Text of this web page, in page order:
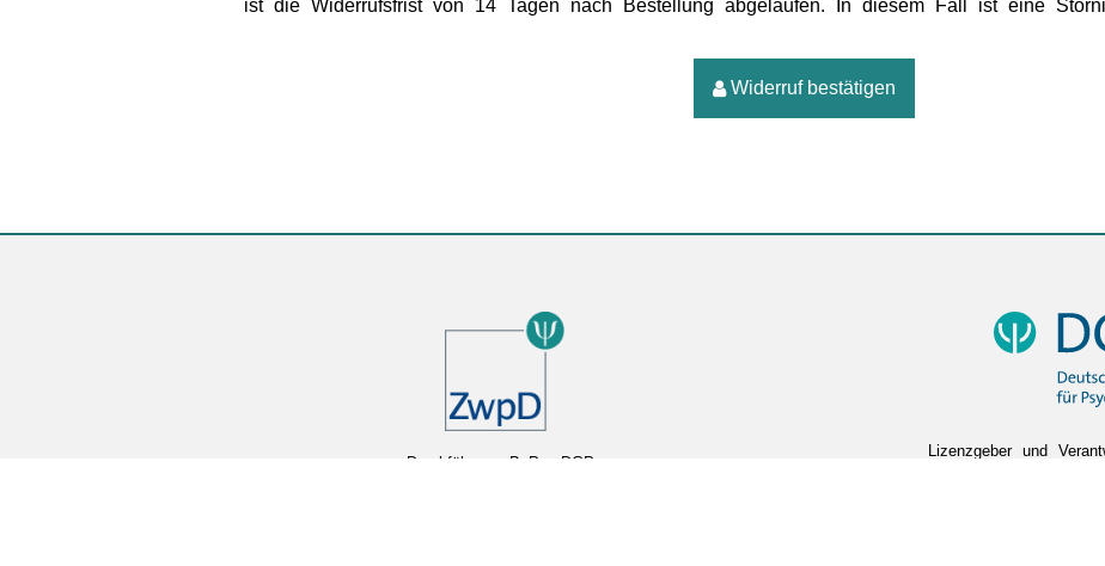
ist die Widerrufsfrist von 14 Tagen nach Bestellung abgelaufen. In diesem Fall ist eine
Widerruf bestätigen
Durchführung BaPsy-DGPs
Lizenzgeber und